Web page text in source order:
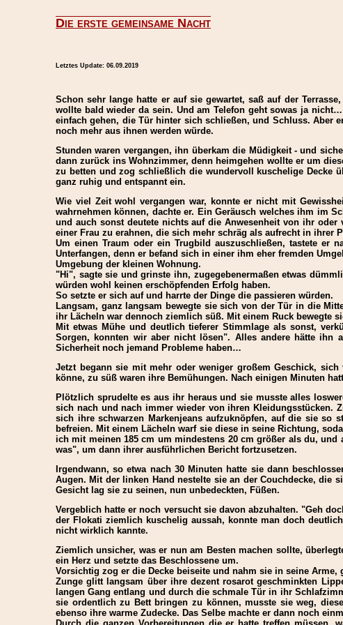
Die erste gemeinsame Nacht
Letztes Update: 06.09.2019
Schon sehr lange hatte er auf sie gewartet, saß auf der
wollte bald wieder da sein. Und am Telefon geht sowas ja
einfach gehen, die Tür hinter sich schließen, und Schluss. Aber
noch mehr aus ihnen werden würde.
Stunden waren vergangen, ihn überkam die Müdigkeit - und
dann zurück ins Wohnzimmer, denn heimgehen wollte er um
zu betten und zog schließlich die wundervoll kuschelige Decke
ganz ruhig und entspannt ein.
Wie viel Zeit wohl vergangen war, konnte er nicht mit
wahrnehmen können, dachte er. Ein Geräusch welches ihm im
und auch sonst deutete nichts auf die Anwesenheit von ihr
einer Frau zu erahnen, die sich mehr schräg als aufrecht in ihrer
Um einen Traum oder ein Trugbild auszuschließen, tastete er
Unterfangen, denn er befand sich in einer ihm eher fremden
Umgebung der kleinen Wohnung.
"Hi", sagte sie und grinste ihn, zugegebenermaßen etwas
würden wohl keinen erschöpfenden Erfolg haben.
So setzte er sich auf und harrte der Dinge die passieren würden.
Langsam, ganz langsam bewegte sie sich von der Tür in die
ihr Lächeln war dennoch ziemlich süß. Mit einem Ruck bewegte
Mit etwas Mühe und deutlich tieferer Stimmlage als sonst,
Sorgen, konnten wir aber nicht lösen". Alles andere hätte ihn
Sicherheit noch jemand Probleme haben…
Jetzt begann sie mit mehr oder weniger großem Geschick,
könne, zu süß waren ihre Bemühungen. Nach einigen Minuten
Plötzlich sprudelte es aus ihr heraus und sie musste alles
sich nach und nach immer wieder von ihren Kleidungsstücken.
sich ihre schwarzen Markenjeans aufzuknöpfen, auf die sie
befreien. Mit einem Lächeln warf sie diese in seine Richtung,
ich mit meinen 185 cm um mindestens 20 cm größer als du,
was", um dann ihrer ausführlichen Bericht fortzusetzen.
Irgendwann, so etwa nach 30 Minuten hatte sie dann
Augen. Mit der linken Hand nestelte sie an der Couchdecke, die
Gesicht lag sie zu seinen, nun unbedeckten, Füßen.
Vergeblich hatte er noch versucht sie davon abzuhalten. "Geh
der Flokati ziemlich kuschelig aussah, konnte man doch
nicht wirklich kannte.
Ziemlich unsicher, was er nun am Besten machen sollte,
ein Herz und setzte das Beschlossene um.
Vorsichtig zog er die Decke beiseite und nahm sie in seine
Zunge glitt langsam über ihre dezent rosarot geschminkten
langen Gang entlang und durch die schmale Tür in ihr
sie ordentlich zu Bett bringen zu können, musste sie weg,
ebenso ihre warme Zudecke. Das Selbe machte er dann noch